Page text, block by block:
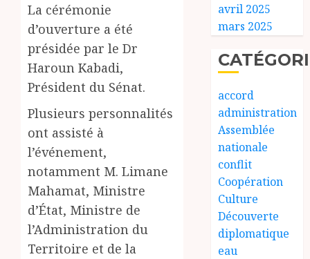
La cérémonie
d’ouverture a été
présidée par le Dr
Haroun Kabadi,
Président du Sénat.
Plusieurs personnalités
ont assisté à
l’événement,
notamment M. Limane
Mahamat, Ministre
d’État, Ministre de
l’Administration du
Territoire et de la
avril 2025
mars 2025
accord
administration
Assemblée
nationale
conflit
Coopération
Culture
Découverte
diplomatique
eau